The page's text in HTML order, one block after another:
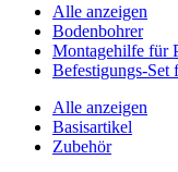
Alle anzeigen
Bodenbohrer
Montagehilfe für
Befestigungs-Set
Alle anzeigen
Basisartikel
Zubehör